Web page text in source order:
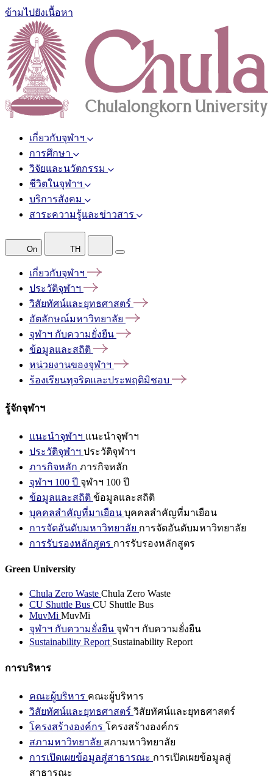
ข้ามไปยังเนื้อหา
เกี่ยวกับจุฬาฯ
การศึกษา
วิจัยและนวัตกรรม
ชีวิตในจุฬาฯ
บริการสังคม
สาระความรู้และข่าวสาร
On TH
เกี่ยวกับจุฬาฯ
ประวัติจุฬาฯ
วิสัยทัศน์และยุทธศาสตร์
อัตลักษณ์มหาวิทยาลัย
จุฬาฯ กับความยั่งยืน
ข้อมูลและสถิติ
หน่วยงานของจุฬาฯ
ร้องเรียนทุจริตและประพฤติมิชอบ
รู้จักจุฬาฯ
แนะนำจุฬาฯ แนะนำจุฬาฯ
ประวัติจุฬาฯ ประวัติจุฬาฯ
ภารกิจหลัก ภารกิจหลัก
จุฬาฯ 100 ปี จุฬาฯ 100 ปี
ข้อมูลและสถิติ ข้อมูลและสถิติ
บุคคลสำคัญที่มาเยือน บุคคลสำคัญที่มาเยือน
การจัดอันดับมหาวิทยาลัย การจัดอันดับมหาวิทยาลัย
การรับรองหลักสูตร การรับรองหลักสูตร
Green University
Chula Zero Waste Chula Zero Waste
CU Shuttle Bus CU Shuttle Bus
MuvMi MuvMi
จุฬาฯ กับความยั่งยืน จุฬาฯ กับความยั่งยืน
Sustainability Report Sustainability Report
การบริหาร
คณะผู้บริหาร คณะผู้บริหาร
วิสัยทัศน์และยุทธศาสตร์ วิสัยทัศน์และยุทธศาสตร์
โครงสร้างองค์กร โครงสร้างองค์กร
สภามหาวิทยาลัย สภามหาวิทยาลัย
การเปิดเผยข้อมูลสู่สาธารณะ การเปิดเผยข้อมูลสู่
สาธารณะ